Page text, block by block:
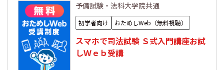
予備試験・法科大学院共通
初学者向け おためしWeb（無料視聴）
スマホで司法試験 Ｓ式入門講座お試
しＷｅｂ受講